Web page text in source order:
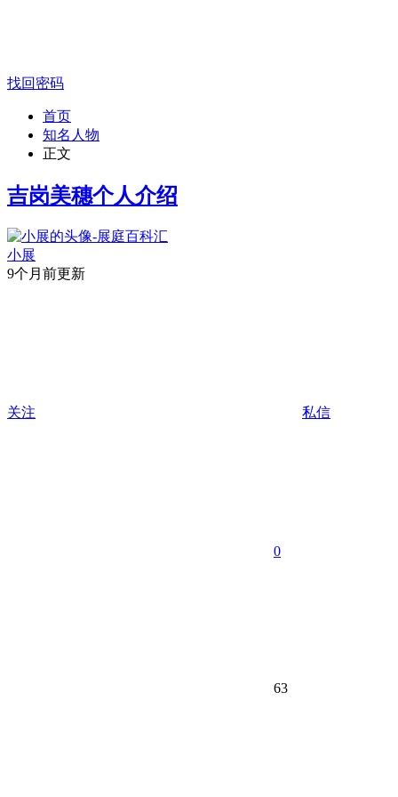
找回密码
首页
知名人物
正文
吉岗美穗个人介绍
小展
9个月前更新
关注 私信
0
63